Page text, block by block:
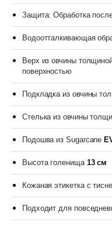
Защита: Обработка
Водоотталкивающая
Верх из овчины
поверхностью
Подкладка из овчины
Стелька из овчины
Подошва из Sugarcane
Высота голенища 13 см
Кожаная этикетка с
Подходит для